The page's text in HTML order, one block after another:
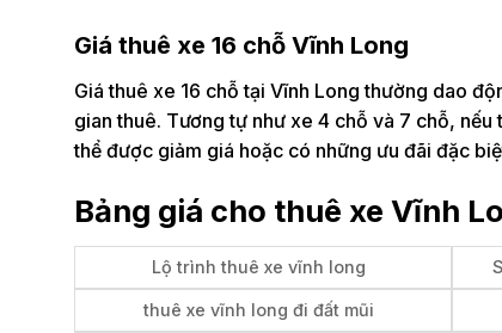
Giá thuê xe 16 chỗ Vĩnh Long
Giá thuê xe 16 chỗ tại Vĩnh Long thường dao
gian thuê. Tương tự như xe 4 chỗ và 7 chỗ,
thể được giảm giá hoặc có những ưu đãi đặc
Bảng giá cho thuê xe Vĩnh
Lộ trình thuê xe vĩnh long
thuê xe vĩnh long đi đất mũi